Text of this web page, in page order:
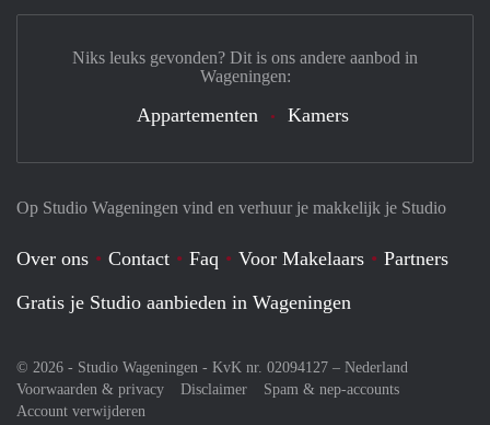
Op Studio Wageningen vind en verhuur je makkelijk je Studio
Over ons Contact Faq Voor Makelaars
Partners
Gratis je Studio aanbieden in Wageningen
© 2026 - Studio Wageningen - KvK nr. 02094127 – Nederland
Voorwaarden & privacy
Disclaimer
Spam & nep-accounts
Account verwijderen
Niks leuks gevonden? Dit is ons andere aanbod in
Wageningen:
Appartementen Kamers